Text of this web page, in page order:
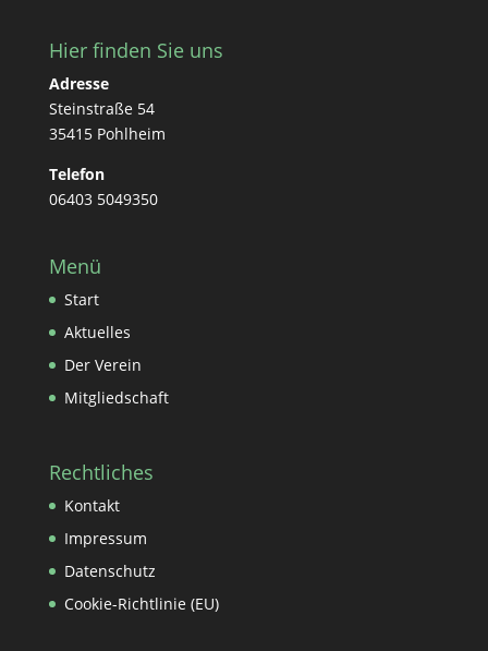
Hier finden Sie uns
Adresse
Steinstraße 54
35415 Pohlheim
Telefon
06403 5049350
Menü
Start
Aktuelles
Der Verein
Mitgliedschaft
Rechtliches
Kontakt
Impressum
Datenschutz
Cookie-Richtlinie (EU)